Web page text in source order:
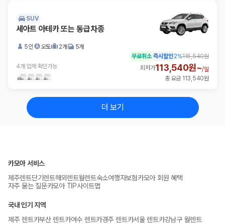
SUV
세아트 아테카 또는 동급차종
5인 오토 2개 5개
4개 업체 확인가능
무료취소 즉시할인2%116,540원
최저가113,540원~/일
총 요금 113,540원
더 보기
카모아 서비스
제주렌트단기렌트해외렌트월렌트숙소여행자보험카모아 회원 혜택
자주 묻는 질문카모아 TIP사이트맵
국내 인기 지역
제주 렌트카부산 렌트카여수 렌트카경주 렌트카서울 렌트카강남구 월렌트